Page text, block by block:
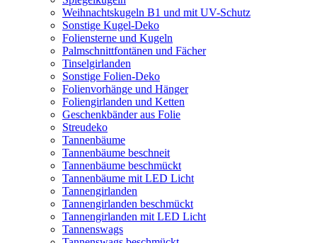
Weihnachtskugeln B1 und mit UV-Schutz
Sonstige Kugel-Deko
Foliensterne und Kugeln
Palmschnittfontänen und Fächer
Tinselgirlanden
Sonstige Folien-Deko
Folienvorhänge und Hänger
Foliengirlanden und Ketten
Geschenkbänder aus Folie
Streudeko
Tannenbäume
Tannenbäume beschneit
Tannenbäume beschmückt
Tannenbäume mit LED Licht
Tannengirlanden
Tannengirlanden beschmückt
Tannengirlanden mit LED Licht
Tannenswags